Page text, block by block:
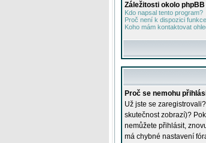
Záležitosti okolo phpBB
Kdo napsal tento program?
Proč není k dispozici
Koho mám kontaktovat
Proč se nemohu
Už jste se
skutečnost zobrazí)?
nemůžete přihlásit,
má chybné nastavení